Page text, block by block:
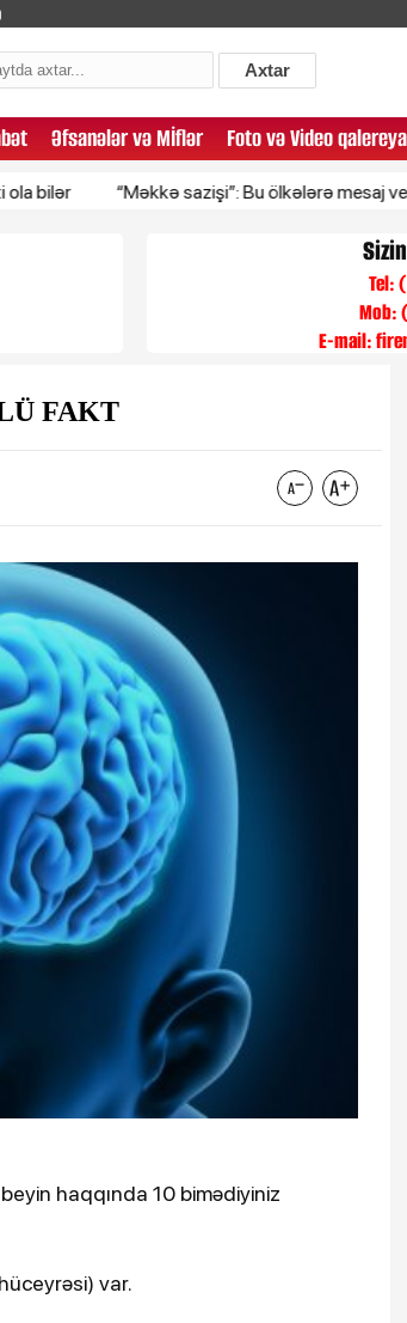
Axtar
Əfsanələr və Mİflər Foto və Video qalereya
“Məkkə sazişi”: Bu ölkələrə mesaj verildi
Tel:
Mob:
E-mail:
FAKT
haqqında 10 bimədiyiniz
var.
Gecələr çığırmaq və əl-qol atmaq
təhlükəli xəstəliyin əlaməti ola
bilər